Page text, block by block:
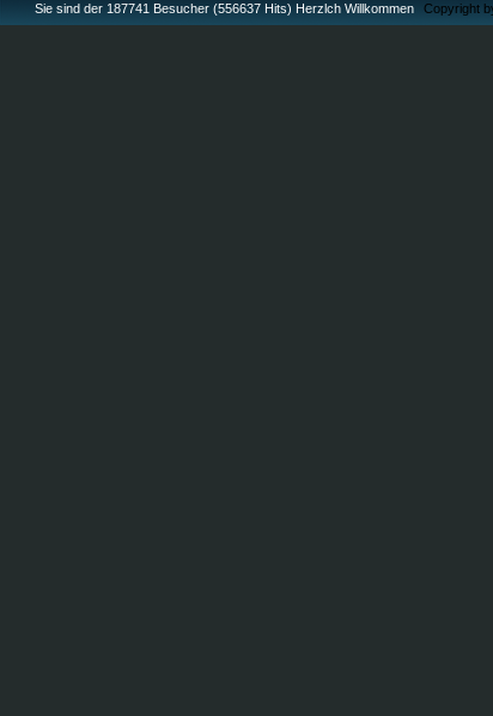
Sie sind der 187741 Besucher (556637 Hits) Herzlch Willkommen Copyright